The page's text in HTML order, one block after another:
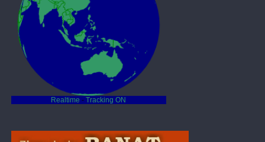
Realtime -Tracking ON